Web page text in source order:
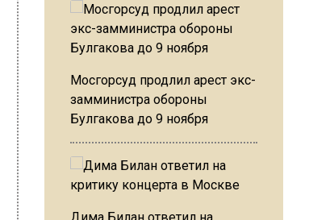
Мосгорсуд продлил арест экс-
замминистра обороны
Булгакова до 9 ноября